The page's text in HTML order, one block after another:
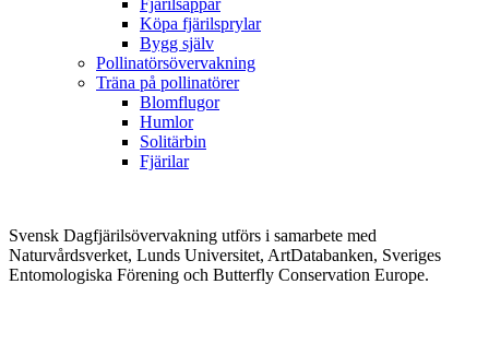
Köpa fjärilsprylar
Bygg själv
Pollinatörsövervakning
Träna på pollinatörer
Blomflugor
Humlor
Solitärbin
Fjärilar
Svensk Dagfjärilsövervakning utförs i samarbete med
Naturvårdsverket, Lunds Universitet, ArtDatabanken, Sveriges
Entomologiska Förening och Butterfly Conservation Europe.